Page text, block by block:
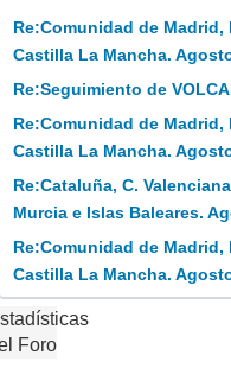
Re:Comunidad de Madrid,
Castilla La Mancha.
Re:Seguimiento de
Re:Comunidad de Madrid,
Castilla La Mancha.
Re:Cataluña, C.
Murcia e Islas Baleares.
Re:Comunidad de Madrid,
Castilla La Mancha.
Foro